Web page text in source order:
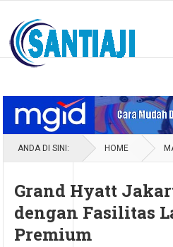
ANDA DI SINI: HOME
Grand Hyatt
dengan Fasilitas
Premium